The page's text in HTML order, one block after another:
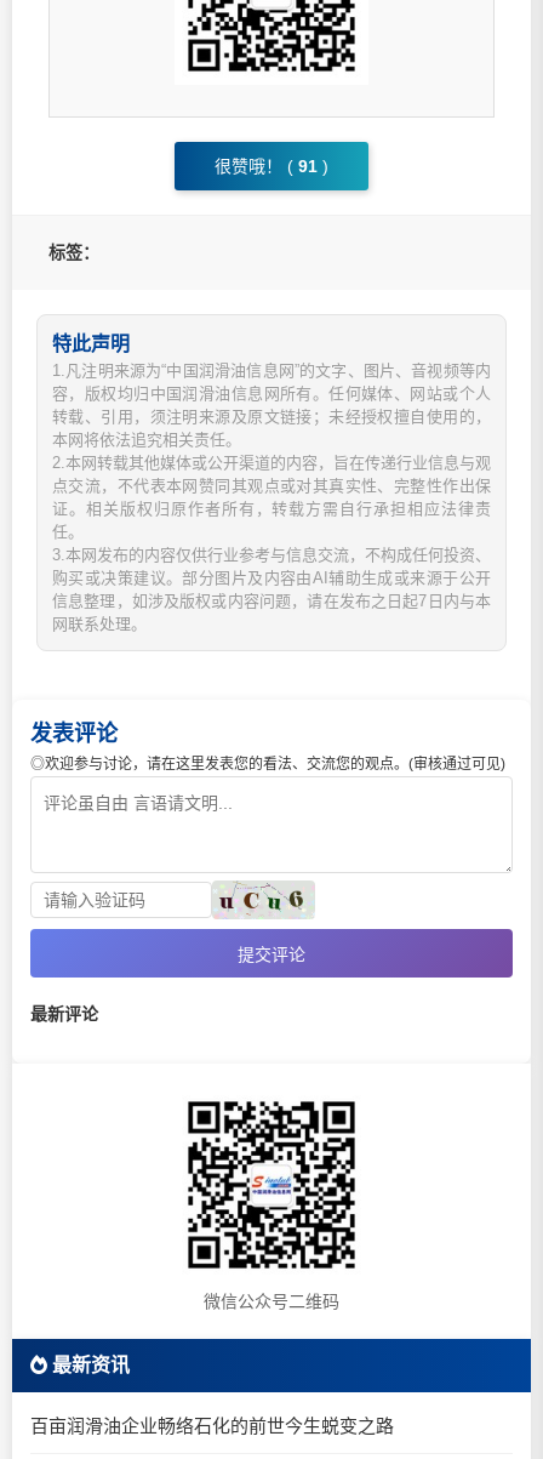
很赞哦！ ( 91 )
标签：
特此声明
1.凡注明来源为“中国润滑油信息网”的文字、图片、音视频等内
容，版权均归中国润滑油信息网所有。任何媒体、网站或个人
转载、引用，须注明来源及原文链接；未经授权擅自使用的，
本网将依法追究相关责任。
2.本网转载其他媒体或公开渠道的内容，旨在传递行业信息与观
点交流，不代表本网赞同其观点或对其真实性、完整性作出保
证。相关版权归原作者所有，转载方需自行承担相应法律责
任。
3.本网发布的内容仅供行业参考与信息交流，不构成任何投资、
购买或决策建议。部分图片及内容由AI辅助生成或来源于公开
信息整理，如涉及版权或内容问题，请在发布之日起7日内与本
网联系处理。
发表评论
◎欢迎参与讨论，请在这里发表您的看法、交流您的观点。(审核通过可见)
提交评论
最新评论
微信公众号二维码
最新资讯
百亩润滑油企业畅络石化的前世今生蜕变之路